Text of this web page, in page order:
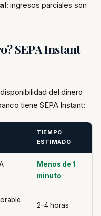
: ingresos parciales son
SEPA Instant
del dinero
tiene SEPA Instant:
TIEMPO
ESTIMADO
Menos de 1
minuto
2–4 horas